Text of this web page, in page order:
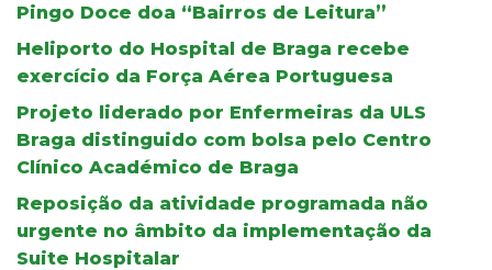
Pingo Doce doa “Bairros de Leitura”
Heliporto do Hospital de Braga recebe
exercício da Força Aérea Portuguesa
Projeto liderado por Enfermeiras da ULS
Braga distinguido com bolsa pelo Centro
Clínico Académico de Braga
Reposição da atividade programada não
urgente no âmbito da implementação da
Suite Hospitalar